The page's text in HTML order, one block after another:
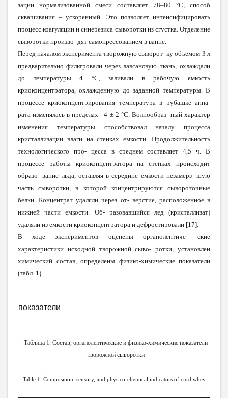
зации нормализованной смеси составляет 78–80 °С, способ
сквашивания – ускоренный. Это позволяет интенсифицировать
процесс коагуляции и синерезиса сыворотки из сгустка. Отделение
сыворотки произво- дят самопрессованием в ванне.
Передначаломэкспериментатворожнуюсыворот-куобъемом 3 л
предварительнофильтроваличерез лавсановую ткань охлаждали
до температуры 4 °С,заливали в рабочую емкость
криоконцентратора, охлажденную до заданной температуры. В
процессе криоконцентрирования температура в рубашке аппа-
рата изменялась в пределах –4 ± 2 °С. Волнообраз- ный характер
изменения температуры способствовал началу процесса
кристаллизации влаги на стенках емкости. Продолжительность
технологического про- цесса в среднем составляет 4,5 ч. В
процессе работы криоконцентратора на стенках происходит
образо- вание льда, оставляя в середине емкости незамерз- шую
часть сыворотки, в которой концентрируются сывороточные
белки. Концентрат удаляли через от- верстие, расположенное в
нижней части емкости. Об- разовавшийся лед (кристаллизат)
удаляли из емкости криоконцентратора и дефростировали [17].
В ходе экспериментов оценены органолептиче- ские
характеристики исходной творожной сыво- ротки, установлен
химический состав, определены физико-химические показатели
(табл. 1).
показатели
Таблица 1. Состав, органолептические и физико-химические показатели
творожной сыворотки
Table 1. Composition, sensory, and physico-chemical indicators of curd whey